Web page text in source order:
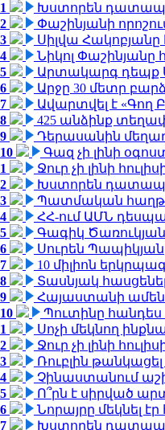
1
Խստորեն
2
Փաշինյանի
3
Սիլվա Հակոբյանը
4
Նիկոլ
5
Արտակարգ դեպք
6
Արջը 30 մետր
7
Ավարտվել է «Գող
8
425 անձինք
9
Դերասանին
10
Գազ չի լինի
1
Ջուր չի լինի
2
Խստորեն
3
Պատմական
4
ՀՀ-ում ԱՄՆ
5
Գագիկ
6
Սուրեն
7
10 միլիոն
8
Տասնյակ
9
Հայաստանի
10
Պուտինը հանդես
1
Սոչի մեկնող
2
Ջուր չի լինի
3
Ռուբլին
4
Չինաստանում
5
Ո՞րն է սիրված
6
Նորայրը մեկնել
7
Խստորեն